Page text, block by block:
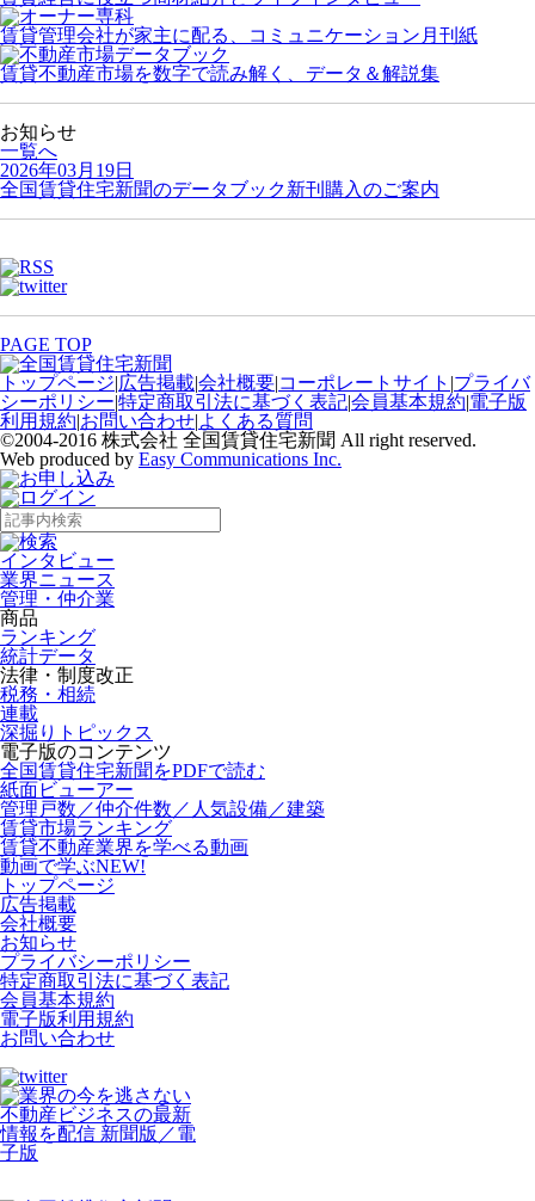
賃貸管理会社が家主に配る、コミュニケーション月刊紙
賃貸不動産市場を数字で読み解く、データ＆解説集
お知らせ
一覧へ
2026年03月19日
全国賃貸住宅新聞のデータブック新刊購入のご案内
PAGE TOP
トップページ|広告掲載|会社概要|コーポレートサイト |プライバ
シーポリシー|特定商取引法に基づく表記|会員基本規約|電子版
利用規約|お問い合わせ|よくある質問
©2004-2016 株式会社 全国賃貸住宅新聞 All right reserved.
Web produced by Easy Communications Inc.
インタビュー
業界ニュース
管理・仲介業
商品
ランキング
統計データ
法律・制度改正
税務・相続
連載
深掘りトピックス
電子版のコンテンツ
全国賃貸住宅新聞をPDFで読む
紙面ビューアー
管理戸数／仲介件数／人気設備／建築
賃貸市場ランキング
賃貸不動産業界を学べる動画
動画で学ぶNEW!
トップページ
広告掲載
会社概要
お知らせ
プライバシーポリシー
特定商取引法に基づく表記
会員基本規約
電子版利用規約
お問い合わせ